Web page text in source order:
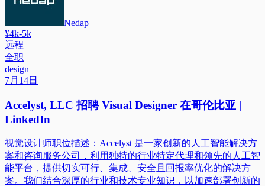
Nedap
¥4k-5k
远程
全职
design
7月14日
Accelyst, LLC 招聘 Visual Designer 在哥伦比亚 |
LinkedIn
视觉设计师职位描述：Accelyst 是一家创新的人工智能解决方
案和咨询服务公司，利用独特的行业特定代理和领先的人工智
能平台，提供切实可行、集成、安全且回报率优化的解决方
案。我们结合深厚的行业和技术专业知识，以加速部署创新的